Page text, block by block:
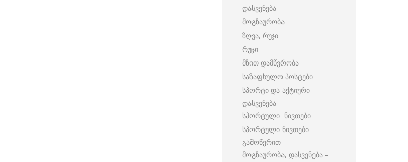
დასვენება
მოგზაურობა
ზღვა, რუჯი
რუჯი
მზით დამწვრობა
საზაფხულო პოსტები
სპორტი და აქტიური
დასვენება
სპორტული ნივთები
სპორტული ნივთები
გამოწერით
მოგზაურობა, დასვენება –